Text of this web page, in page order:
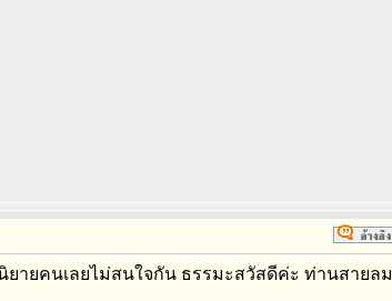
ยายคนเลยไม่สนใจกัน ธรรมะสวัสดีค่ะ ท่านสายลม